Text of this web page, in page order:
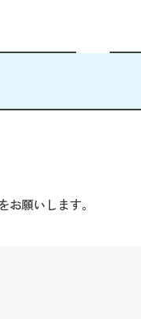
願いします。